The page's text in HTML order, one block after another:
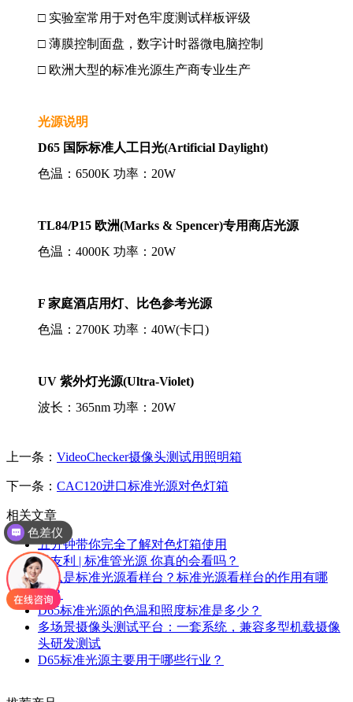
□ 实验室常用于对色牢度测试样板评级
□ 薄膜控制面盘，数字计时器微电脑控制
□ 欧洲大型的标准光源生产商专业生产
光源说明
D65 国际标准人工日光(Artificial Daylight)
色温：6500K 功率：20W
TL84/P15 欧洲(Marks & Spencer)专用商店光源
色温：4000K 功率：20W
F 家庭酒店用灯、比色参考光源
色温：2700K 功率：40W(卡口)
UV 紫外灯光源(Ultra-Violet)
波长：365nm 功率：20W
上一条： VideoChecker摄像头测试用照明箱
下一条： CAC120进口标准光源对色灯箱
相关文章
五分钟带你完全了解对色灯箱使用
天友利 | 标准管光源 你真的会看吗？
什么是标准光源看样台？标准光源看样台的作用有哪
些？
D65标准光源的色温和照度标准是多少？
多场景摄像头测试平台：一套系统，兼容多型机载摄像
头研发测试
D65标准光源主要用于哪些行业？
色差仪